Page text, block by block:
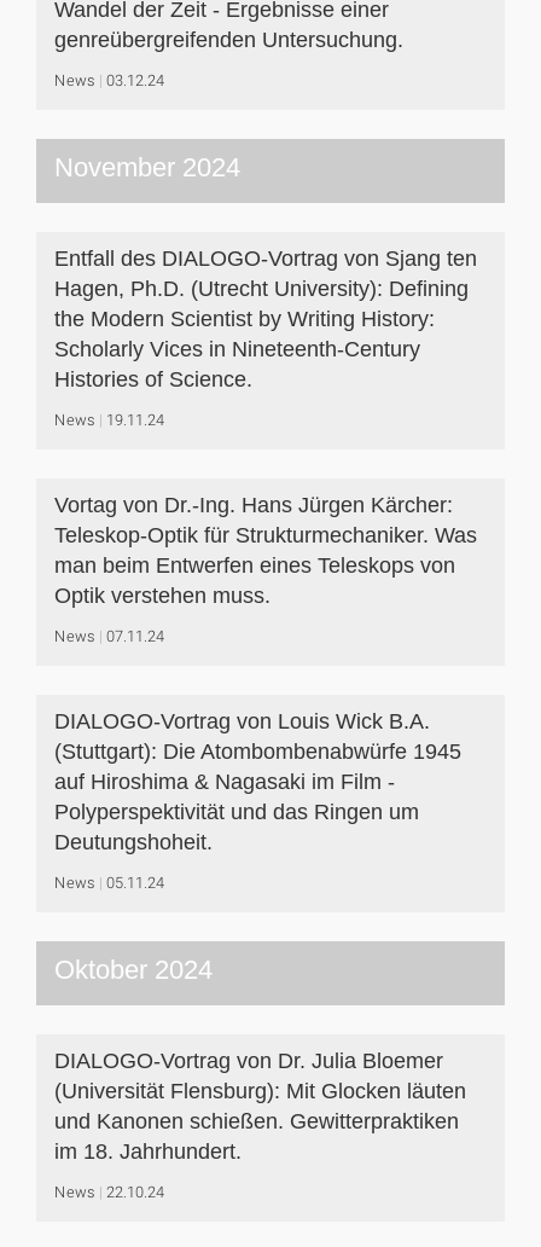
Wandel der Zeit - Ergebnisse einer
genreübergreifenden Untersuchung.
News 03.12.24
November 2024
Entfall des DIALOGO-Vortrag von Sjang ten
Hagen, Ph.D. (Utrecht University): Defining
the Modern Scientist by Writing History:
Scholarly Vices in Nineteenth-Century
Histories of Science.
News 19.11.24
Vortag von Dr.-Ing. Hans Jürgen Kärcher:
Teleskop-Optik für Strukturmechaniker. Was
man beim Entwerfen eines Teleskops von
Optik verstehen muss.
News 07.11.24
DIALOGO-Vortrag von Louis Wick B.A.
(Stuttgart): Die Atombombenabwürfe 1945
auf Hiroshima & Nagasaki im Film -
Polyperspektivität und das Ringen um
Deutungshoheit.
News 05.11.24
Oktober 2024
DIALOGO-Vortrag von Dr. Julia Bloemer
(Universität Flensburg): Mit Glocken läuten
und Kanonen schießen. Gewitterpraktiken
im 18. Jahrhundert.
News 22.10.24